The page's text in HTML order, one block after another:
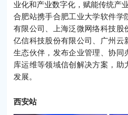
业化和产业数字化，赋能传统产
合肥站携手合肥工业大学软件学
有限公司、上海泛微网络科技股
亿信科技股份有限公司、广州云
生态伙伴，发布企业管理、协同
库运维等领域信创解决方案，助
发展。
西安站